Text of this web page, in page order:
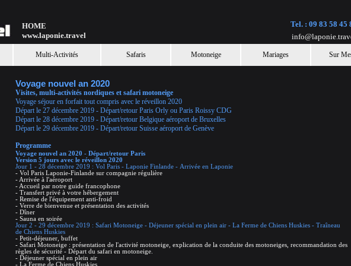
HOME
www.laponie.travel
Tel. : 09 83 58 45
Multi-Activités Safaris Motoneige Mariages Sur
Voyage nouvel an 2020
Visites, multi-activités nordiques et safari motoneige
Voyage séjour en forfait tout compris avec le réveillon 2020
Départ le 27 décembre 2019 - Départ/retour Paris Orly ou Paris Roissy CDG
Départ le 28 décembre 2019 - Départ/retour Belgique aéroport de Bruxelles
Départ le 29 décembre 2019 - Départ/retour Suisse aéroport de Genève
Programme
Voyage nouvel an 2020 - Départ/retour Paris
Version 5 jours avec le réveillon 2020
Jour 1 - 28 décembre 2019 : Vol Paris - Laponie Finlande - Arrivée en Laponie
- Vol Paris Laponie-Finlande sur compagnie régulière
- Arrivée à l'aéroport
- Accueil par notre guide francophone
- Transfert privé à votre hébergement
- Remise de l'équipement anti-froid
- Verre de bienvenue et présentation des activités
- Dîner
- Sauna en soirée
Jour 2 - 29 décembre 2019 : Safari Motoneige - Déjeuner spécial en plein air - La Ferme de Chiens Huskies - Traîneau
de Chiens Huskies
- Petit-déjeuner, buffet
- Safari Motoneige : présentation de l'activité motoneige, explication de la conduite des motoneiges, recommandation des
règles de sécurité - Départ du safari en motoneige.
- Déjeuner spécial en plein air
- La Ferme de Chiens Huskies